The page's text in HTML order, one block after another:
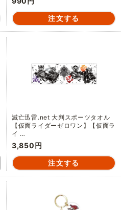
滅亡迅雷.net 大判スポーツタオル
【仮面ライダーゼロワン】【仮面ラ
イ …
3,850円